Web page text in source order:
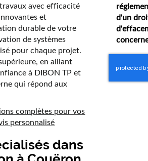
avec efficacité
et
durable de votre
de systèmes
pour chaque projet.
en alliant
à DIBON TP et
qui répond aux
complètes pour vos
personnalisé
dans
d'un